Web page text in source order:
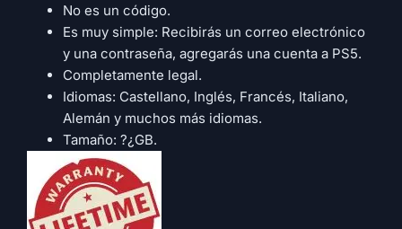
No es un código.
Es muy simple: Recibirás un correo electrónico
y una contraseña, agregarás una cuenta a PS5.
Completamente legal.
Idiomas: Castellano, Inglés, Francés, Italiano,
Alemán y muchos más idiomas.
Tamaño: ?¿GB.